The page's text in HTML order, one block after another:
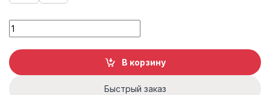
Куртка женская кожаная Boni Pelle 24 Z 030 quantity
В корзину
Быстрый заказ